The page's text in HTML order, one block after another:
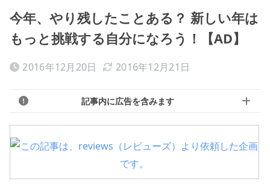
今年、やり残したことある？ 新しい年は
もっと挑戦する自分になろう！【AD】
2016年12月20日 2016年12月21日
記事内に広告を含みます